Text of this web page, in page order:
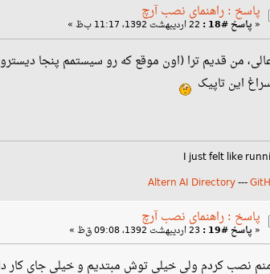
پاسخ : راهنمای نصب آرچ
« پاسخ #18 :
من قدیم ترا (اون موقع که رو سیستمم پنجا
این تاپیک
I just felt like
Altern AI Directory---
پاسخ : راهنمای نصب آرچ
« پاسخ #19 :
نصب کردم ولی خیلی توش مبتدیم و خیلی جای کار